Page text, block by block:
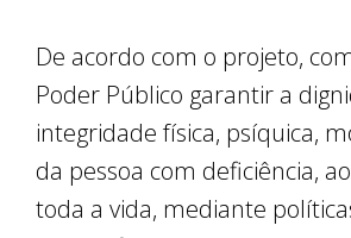
De acordo com o projeto,
Poder Público garantir a
integridade física, psíquica,
da pessoa com deficiência,
toda a vida, mediante